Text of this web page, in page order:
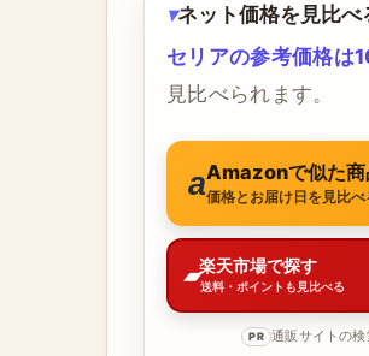
ネット価格を見比べ
セリアの参考価格は
見比べられます。
Amazonで似た商
価格とお届け日を見比べ
楽天市場で探す
送料・ポイントも見比べる
PR 通販サイトの